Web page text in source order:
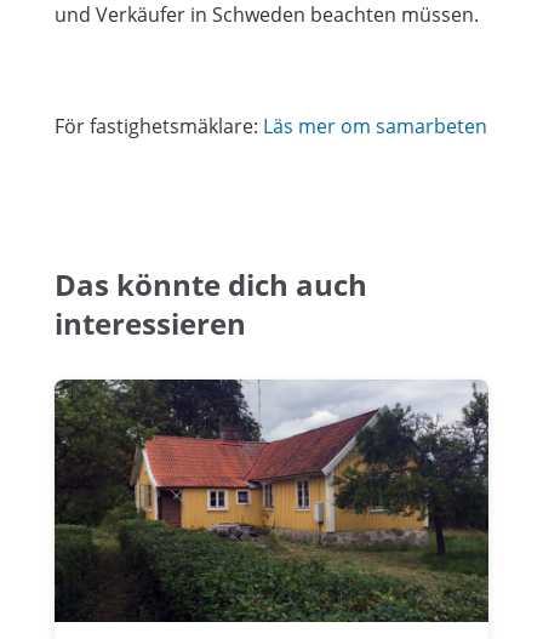
und Verkäufer in Schweden beachten müssen.
För fastighetsmäklare: Läs mer om samarbeten
Das könnte dich auch
interessieren